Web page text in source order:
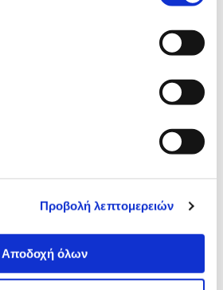
Προβολή λεπτομερειών
Αποδοχή όλων